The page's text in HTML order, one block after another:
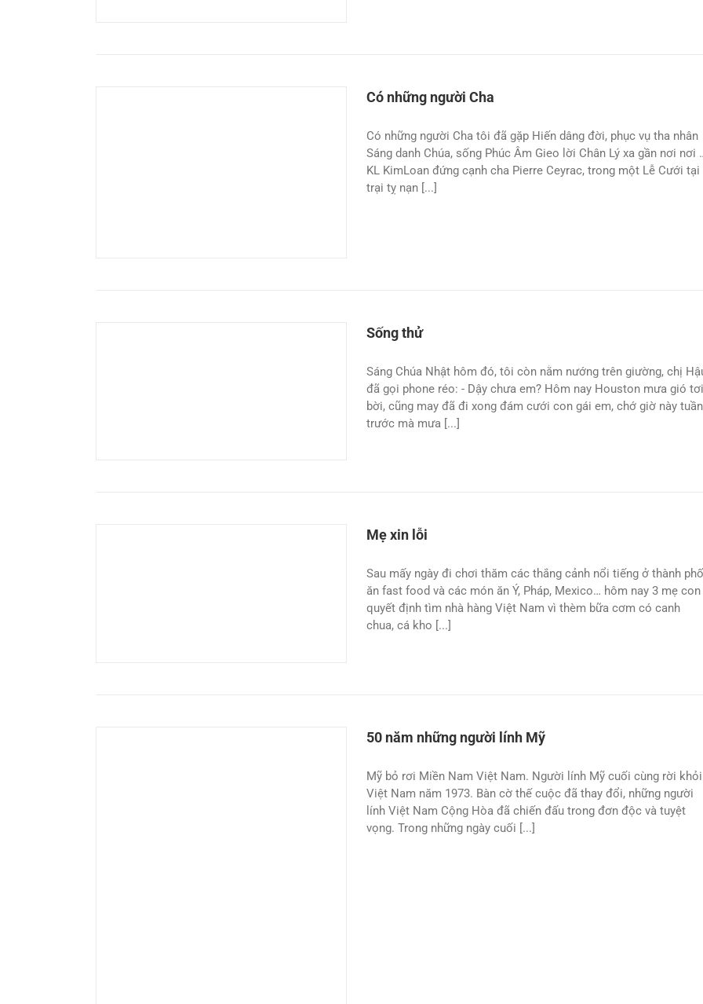
Có những người Cha
Có những người Cha tôi đã gặp Hiến dâng đời, phục vụ tha nhân
Sáng danh Chúa, sống Phúc Âm Gieo lời Chân Lý xa gần nơi nơi
KL KimLoan đứng cạnh cha Pierre Ceyrac, trong một Lễ Cưới tại
trại tỵ nạn [...]
Sống thử
Sáng Chúa Nhật hôm đó, tôi còn nằm nướng trên giường, chị
đã gọi phone réo: - Dậy chưa em? Hôm nay Houston mưa gió tơi
bời, cũng may đã đi xong đám cưới con gái em, chớ giờ này tuần
trước mà mưa [...]
Mẹ xin lỗi
Sau mấy ngày đi chơi thăm các thắng cảnh nổi tiếng ở thành
ăn fast food và các món ăn Ý, Pháp, Mexico… hôm nay 3 mẹ con
quyết định tìm nhà hàng Việt Nam vì thèm bữa cơm có canh
chua, cá kho [...]
50 năm những người lính Mỹ
Mỹ bỏ rơi Miền Nam Việt Nam. Người lính Mỹ cuối cùng rời khỏi
Việt Nam năm 1973. Bàn cờ thế cuộc đã thay đổi, những người
lính Việt Nam Cộng Hòa đã chiến đấu trong đơn độc và tuyệt
vọng. Trong những ngày cuối [...]